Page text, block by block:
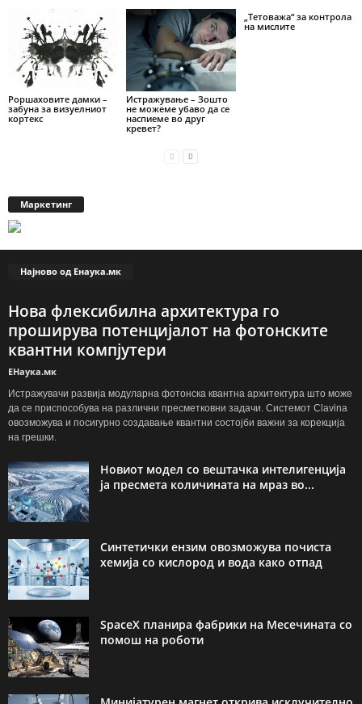
Роршаховите дамки –
забуна за визуелниот
кортекс
Истражување – Зошто
не можеме убаво да се
наспиеме во друг
кревет?
„Тетоважа“ за контрола
на мислите
Маркетинг
Најново од Енаука.мк
Нова флексибилна архитектура го
проширува потенцијалот на фотонските
квантни компјутери
ЕНаука.мк
Истражувачи развија модуларна фотонска квантна архитектура што може
да се приспособува на различни пресметковни задачи. Системот Clavina
овозможува и посигурно создавање квантни состојби важни за корекција
на грешки.
Новиот модел со вештачка интелигенција
ја пресмета количината на мраз во...
Синтетички ензим овозможува почиста
хемија со кислород и вода како отпад
SpaceX планира фабрики на Месечината со
помош на роботи